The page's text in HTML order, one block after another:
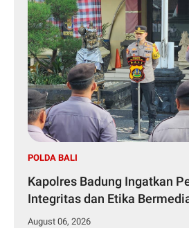
POLDA BALI
Kapolres Badung Ingatkan
Integritas dan Etika
August 06, 2026